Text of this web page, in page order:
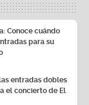
Conoce cuándo
para su
entradas dobles
el concierto de El